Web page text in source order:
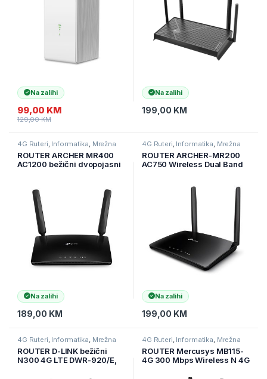
Na zalihi
99,00 KM
129,00KM
Na zalihi
199,00 KM
4G Ruteri, Informatika, Mrežna
ROUTER ARCHER MR400
AC1200 bežični dvopojasni
FDD/LTE-TDD/DC-
HSPA+/HSPA+/HSPA/UMTS
, sa 3×10/100Mbps
Na zalihi
189,00 KM
4G Ruteri, Informatika, Mrežna
ROUTER ARCHER-MR200
AC750 Wireless Dual Band
Na zalihi
199,00 KM
4G Ruteri, Informatika, Mrežna
ROUTER D-LINK bežični
N300 4G LTE DWR-920/E,
4G Ruteri, Informatika, Mrežna
ROUTER Mercusys MB115-
4G 300 Mbps Wireless N 4G